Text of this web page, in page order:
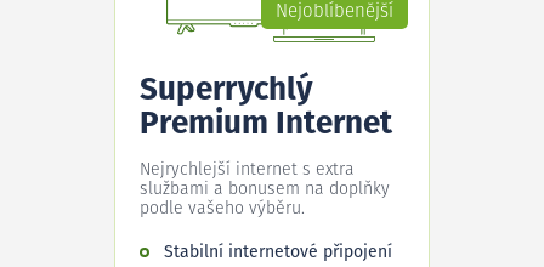
Nejoblíbenější
Superrychlý
Premium Internet
Nejrychlejší internet s extra
službami a bonusem na doplňky
podle vašeho výběru.
Stabilní internetové připojení